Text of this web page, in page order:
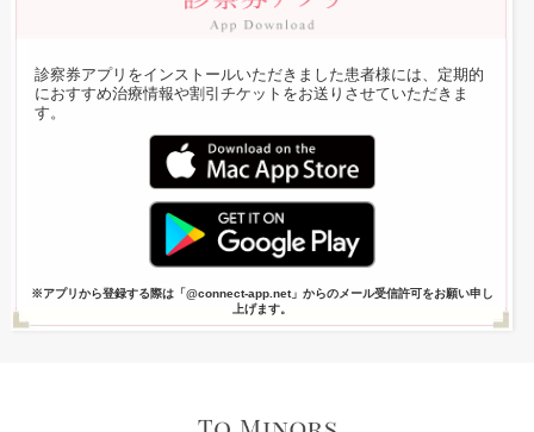
診察券アプリをインストールいただきました患者様には、定期的
におすすめ治療情報や割引チケットをお送りさせていただきま
す。
※アプリから登録する際は「@connect-app.net」からのメール受信許可をお願い申し
上げます。